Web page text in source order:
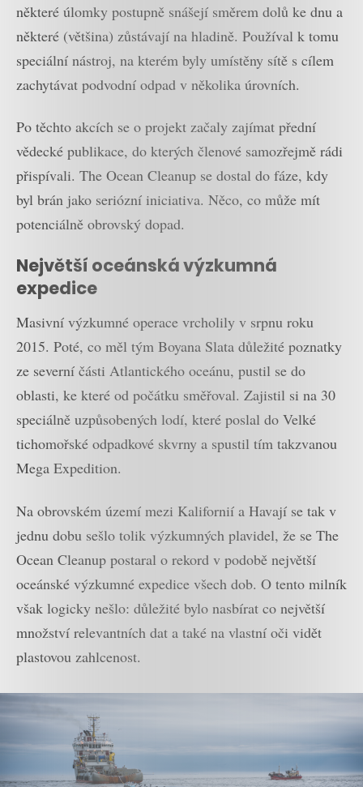
některé úlomky postupně snášejí směrem dolů ke dnu a
některé (většina) zůstávají na hladině. Používal k tomu
speciální nástroj, na kterém byly umístěny sítě s cílem
zachytávat podvodní odpad v několika úrovních.
Po těchto akcích se o projekt začaly zajímat přední
vědecké publikace, do kterých členové samozřejmě rádi
přispívali. The Ocean Cleanup se dostal do fáze, kdy
byl brán jako seriózní iniciativa. Něco, co může mít
potenciálně obrovský dopad.
Největší oceánská výzkumná
expedice
Masivní výzkumné operace vrcholily v srpnu roku
2015. Poté, co měl tým Boyana Slata důležité poznatky
ze severní části Atlantického oceánu, pustil se do
oblasti, ke které od počátku směřoval. Zajistil si na 30
speciálně uzpůsobených lodí, které poslal do Velké
tichomořské odpadkové skvrny a spustil tím takzvanou
Mega Expedition.
Na obrovském území mezi Kalifornií a Havají se tak v
jednu dobu sešlo tolik výzkumných plavidel, že se The
Ocean Cleanup postaral o rekord v podobě největší
oceánské výzkumné expedice všech dob. O tento milník
však logicky nešlo: důležité bylo nasbírat co největší
množství relevantních dat a také na vlastní oči vidět
plastovou zahlcenost.